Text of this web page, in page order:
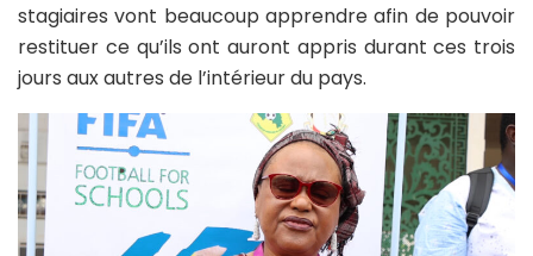
stagiaires vont beaucoup apprendre afin de pouvoir
restituer ce qu’ils ont auront appris durant ces trois
jours aux autres de l’intérieur du pays.